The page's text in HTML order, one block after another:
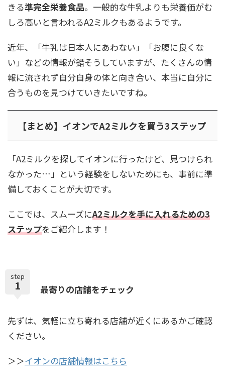
きる準完全栄養食品。一般的な牛乳よりも栄養価がむ
しろ高いと言われるA2ミルクもあるようです。
近年、「牛乳は日本人にあわない」「お腹に良くな
い」などの情報が錯そうしていますが、たくさんの情
報に流されず自分自身の体と向き合い、本当に自分に
合うものを見つけていきたいですね。
【まとめ】イオンでA2ミルクを買う3ステップ
「A2ミルクを探してイオンに行ったけど、見つけられ
なかった…」という経験をしないためにも、事前に準
備しておくことが大切です。
ここでは、スムーズにA2ミルクを手に入れるための3
ステップをご紹介します！
step
1 最寄りの店舗をチェック
先ずは、気軽に立ち寄れる店舗が近くにあるかご確認
ください。
＞＞イオンの店舗情報はこちら